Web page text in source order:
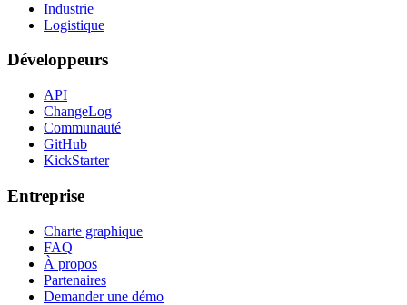
Industrie
Logistique
Développeurs
API
ChangeLog
Communauté
GitHub
KickStarter
Entreprise
Charte graphique
FAQ
À propos
Partenaires
Demander une démo